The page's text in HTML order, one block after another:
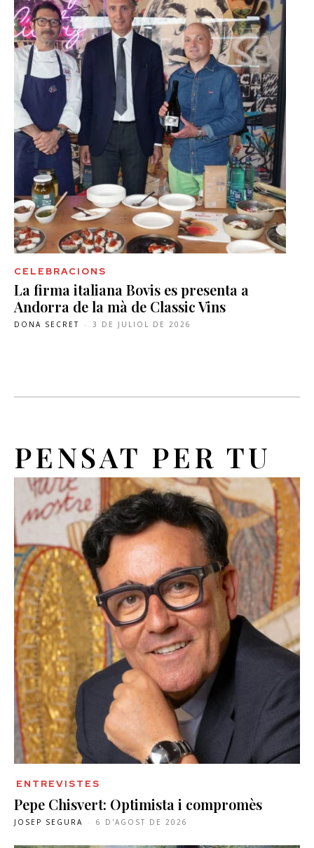
CELEBRACIONS
La firma italiana Bovis es presenta a
Andorra de la mà de Classic Vins
DONA SECRET - 3 DE JULIOL DE 2026
PENSAT PER TU
ENTREVISTES
Pepe Chisvert: Optimista i compromès
JOSEP SEGURA - 6 D'AGOST DE 2026